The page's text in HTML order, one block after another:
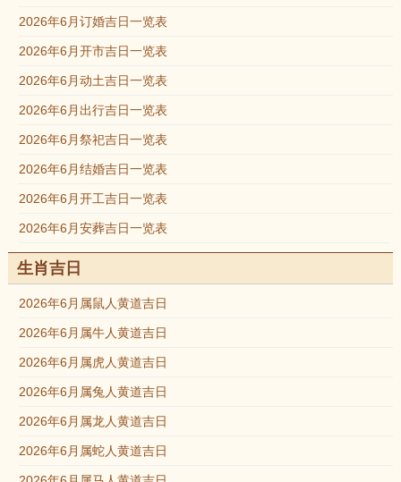
2026年6月订婚吉日一览表
2026年6月开市吉日一览表
2026年6月动土吉日一览表
2026年6月出行吉日一览表
2026年6月祭祀吉日一览表
2026年6月结婚吉日一览表
2026年6月开工吉日一览表
2026年6月安葬吉日一览表
生肖吉日
2026年6月属鼠人黄道吉日
2026年6月属牛人黄道吉日
2026年6月属虎人黄道吉日
2026年6月属兔人黄道吉日
2026年6月属龙人黄道吉日
2026年6月属蛇人黄道吉日